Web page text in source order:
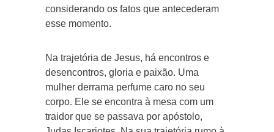
considerando os fatos que antecederam
esse momento.
Na trajetória de Jesus, há encontros e
desencontros, gloria e paixão. Uma
mulher derrama perfume caro no seu
corpo. Ele se encontra à mesa com um
traidor que se passava por apóstolo,